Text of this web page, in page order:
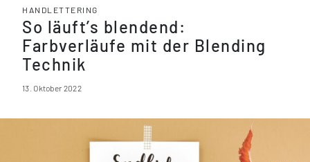
HANDLETTERING
So läuft’s blendend:
Farbverläufe mit der Blending
Technik
13. Oktober 2022